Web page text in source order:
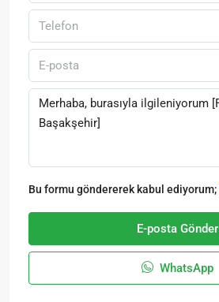
Bu formu göndererek kabul ediyorum;
E-posta Gönder
WhatsApp